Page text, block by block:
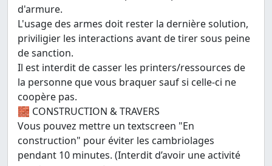
d'armure.
L'usage des armes doit rester la dernière solution,
priviligier les interactions avant de tirer sous peine
de sanction.
Il est interdit de casser les printers/ressources de
la personne que vous braquer sauf si celle-ci ne
coopère pas.
🧱 CONSTRUCTION & TRAVERS
Vous pouvez mettre un textscreen "En
construction" pour éviter les cambriolages
pendant 10 minutes. (Interdit d’avoir une activité